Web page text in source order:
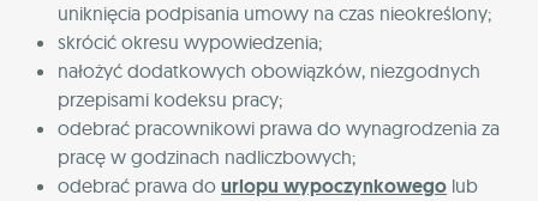
uniknięcia podpisania umowy na czas nieokreślony;
skrócić okresu wypowiedzenia;
nałożyć dodatkowych obowiązków, niezgodnych
przepisami kodeksu pracy;
odebrać pracownikowi prawa do wynagrodzenia za
pracę w godzinach nadliczbowych;
odebrać prawa do urlopu wypoczynkowego lub